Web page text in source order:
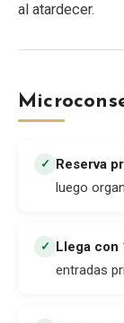
al atardecer.
✓ Reserva
luego
✓ Llega con
entradas